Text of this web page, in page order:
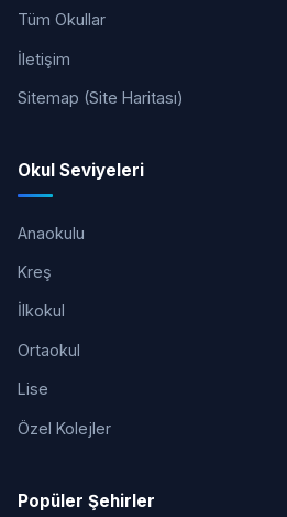
Tüm Okullar
İletişim
Sitemap (Site Haritası)
Okul Seviyeleri
Anaokulu
Kreş
İlkokul
Ortaokul
Lise
Özel Kolejler
Popüler Şehirler